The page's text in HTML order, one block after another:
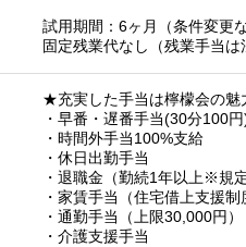
試用期間：6ヶ月（条件変更な
固定残業代なし（残業手当は
★充実した手当は檸檬会の
・早番・遅番手当(30分100円
・時間外手当100%支給
・休日出勤手当
・退職金（勤続1年以上※規定
・家賃手当（住宅借上支援
・通勤手当（上限30,000円）
・介護支援手当